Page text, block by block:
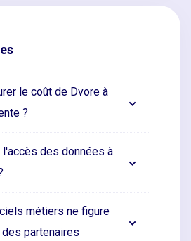
le coût de Dvore à
?
des données à
métiers ne figure
partenaires